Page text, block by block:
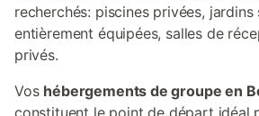
recherchés: piscines privées, jardins
entièrement équipées, salles de
privés.
Vos hébergements de groupe en
constituent le point de départ idéal